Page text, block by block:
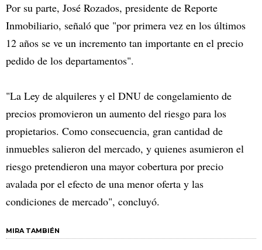
Por su parte, José Rozados, presidente de Reporte
Inmobiliario, señaló que "por primera vez en los últimos
12 años se ve un incremento tan importante en el precio
pedido de los departamentos".
"La Ley de alquileres y el DNU de congelamiento de
precios promovieron un aumento del riesgo para los
propietarios. Como consecuencia, gran cantidad de
inmuebles salieron del mercado, y quienes asumieron el
riesgo pretendieron una mayor cobertura por precio
avalada por el efecto de una menor oferta y las
condiciones de mercado", concluyó.
MIRA TAMBIÉN